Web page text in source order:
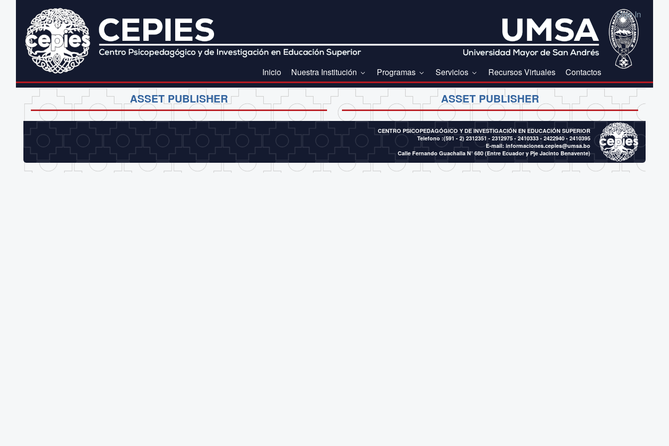
Sign In
Inicio Nuestra Institución Programas Servicios Recursos Virtuales Contactos
ASSET PUBLISHER ASSET PUBLISHER
CENTRO PSICOPEDAGÓGICO Y DE INVESTIGACIÓN EN EDUCACIÓN SUPERIOR
Telefono :(591 - 2) 2312351 - 2312975 - 2410333 - 2422940 - 2410395
E-mail:informaciones.cepies@umsa.bo
Calle Fernando Guachalla N° 680 (Entre Ecuador y Pje Jacinto Benavente)